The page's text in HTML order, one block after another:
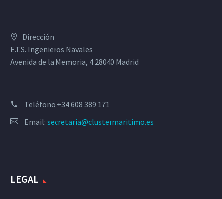
Dirección
E.T.S. Ingenieros Navales
Avenida de la Memoria, 4 28040 Madrid
Teléfono +34 608 389 171
Email: secretaria@clustermaritimo.es
LEGAL